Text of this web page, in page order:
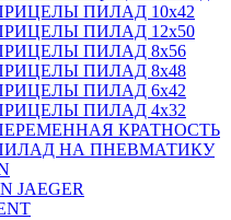
ПИЛАД 10х42
ПИЛАД 12х50
ПИЛАД 8х56
ПИЛАД 8х48
ПИЛАД 6х42
ПИЛАД 4х32
КРАТНОСТЬ
НА ПНЕВМАТИКУ
JAEGER